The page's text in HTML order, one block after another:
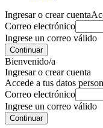
Ingresar o crear cuenta
Correo electrónico
Ingrese un correo válido
Continuar
Bienvenido/a
Ingresar o crear cuenta
Accede a tus datos
Correo electrónico
Ingrese un correo válido
Continuar